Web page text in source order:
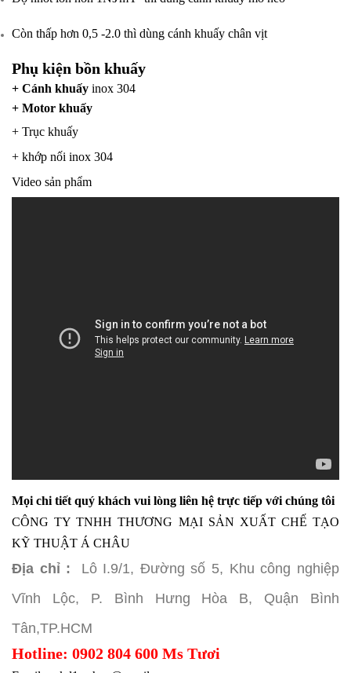
Còn thấp hơn 0,5 -2.0 thì dùng cánh khuấy chân vịt
Phụ kiện bồn khuấy
+ Cánh khuấy inox 304
+ Motor khuấy
+ Trục khuấy
+ khớp nối inox 304
Video sản phẩm
Mọi chi tiết quý khách vui lòng liên hệ trực tiếp với chúng tôi
CÔNG TY TNHH THƯƠNG MẠI SẢN XUẤT CHẾ TẠO
KỸ THUẬT Á CHÂU
Địa chỉ :
Lô I.9/1, Đường số 5, Khu công nghiệp
Vĩnh Lộc, P. Bình Hưng Hòa B, Quận Bình
Tân,TP.HCM
Hotline: 0902 804 600 Ms Tươi